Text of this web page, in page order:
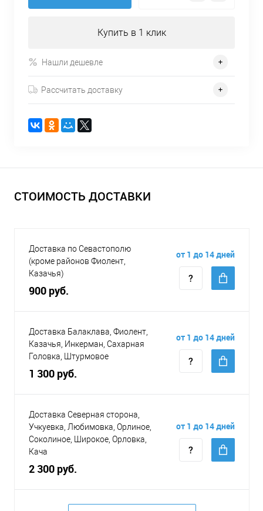
Купить в 1 клик
Нашли дешевле
Рассчитать доставку
СТОИМОСТЬ ДОСТАВКИ
Доставка по Севастополю
(кроме районов Фиолент,
Казачья)
900 руб.
от 1 до 14 дней
Доставка Балаклава, Фиолент,
Казачья, Инкерман, Сахарная
Головка, Штурмовое
1 300 руб.
от 1 до 14 дней
Доставка Северная сторона,
Учкуевка, Любимовка, Орлиное,
Соколиное, Широкое, Орловка,
Кача
2 300 руб.
от 1 до 14 дней